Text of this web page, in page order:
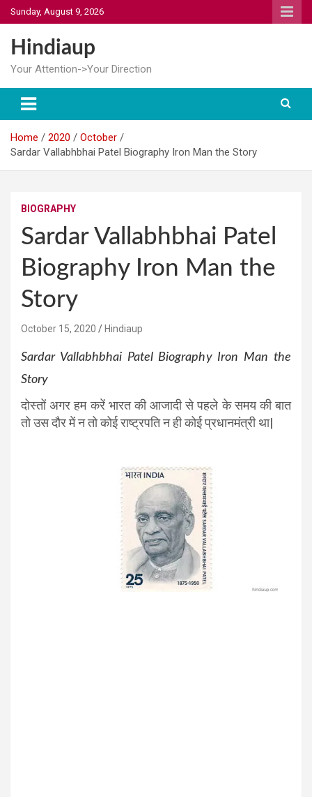
Skip
to
content
Sunday, August 9, 2026
Hindiaup
Your Attention->Your Direction
Home 2020
October
Sardar Vallabhbhai Patel Biography Iron Man the Story
BIOGRAPHY
Sardar Vallabhbhai Patel
Biography Iron Man the
Story
October 15, 2020 Hindiaup
Sardar Vallabhbhai Patel Biography Iron Man the
Story
दोस्तों अगर हम करें भारत की आजादी से पहले के समय की बात
तो उस दौर में न तो कोई राष्ट्रपति न ही कोई प्रधानमंत्री था|